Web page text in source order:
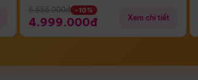
5.555.000đ -10%
4.999.000đ Xem chi tiết